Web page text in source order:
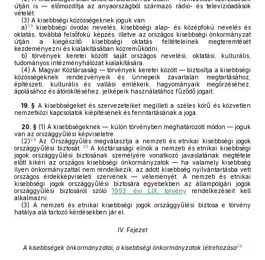
útján is — előmozdítja az anyaországból származó rádió- és televízióadások
vételét.
(3) A kisebbségi közösségeknek joguk van:
a)23
kisebbségi óvodai nevelés, kisebbségi alap- és középfokú nevelés és
oktatás, továbbá felsőfokú képzés, illetve az országos kisebbségi önkormányzat
útján a kiegészítő kisebbségi oktatás feltételeinek megteremtését
kezdeményezni és kialakításában közreműködni,
b) törvények keretei között saját országos nevelési, oktatási, kulturális,
tudományos intézményhálózat kialakítására.
(4) A Magyar Köztársaság — törvények keretei között — biztosítja a kisebbségi
közösségeknek rendezvényeik és ünnepeik zavartalan megtartásához,
építészeti, kulturális és vallási emlékeik, hagyományaik megőrzéséhez,
ápolásához és átörökítéséhez, jelképeik használatához fűződő jogait.
19. § A kisebbségeket és szervezeteiket megilleti a széles körű és közvetlen
nemzetközi kapcsolatok kiépítésének és fenntartásának a joga.
20. § (1) A kisebbségeknek — külön törvényben meghatározott módon — joguk
van az országgyűlési képviseletre.
(2)24 Az Országgyűlés megválasztja a nemzeti és etnikai kisebbségi jogok
országgyűlési biztosát.
25A köztársasági elnök a nemzeti és etnikai kisebbségi
jogok országgyűlési biztosának személyére vonatkozó javaslatának megtétele
előtt kikéri az országos kisebbségi önkormányzatok — ha valamely kisebbség
ilyen önkormányzattal nem rendelkezik, az adott kisebbség nyilvántartásba vett
országos érdekképviseleti szervének — véleményét. A nemzeti és etnikai
kisebbségi jogok országgyűlési biztosára egyebekben az állampolgári jogok
országgyűlési biztosáról szóló1993. évi LIX. törvényrendelkezéseit kell
alkalmazni.
(3) A nemzeti és etnikai kisebbségi jogok országgyűlési biztosa e törvény
hatálya alá tartozó kérdésekben jár el.
IV. Fejezet
A kisebbségek önkormányzatai, a kisebbségi önkormányzatok létrehozása26